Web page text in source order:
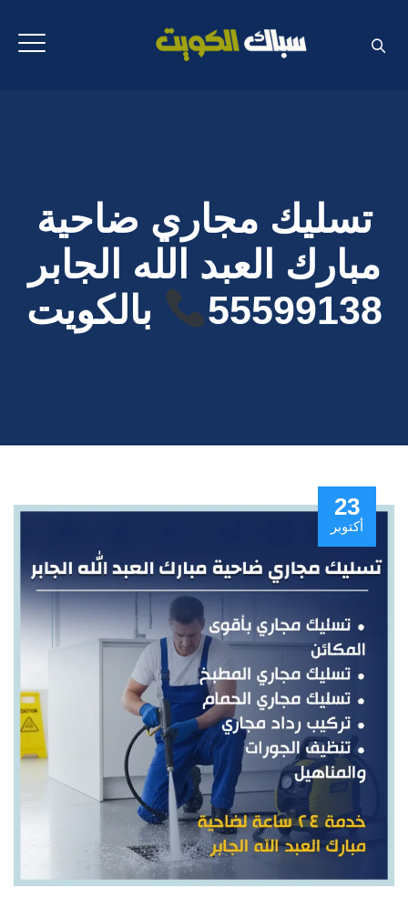
تسليك مجاري ضاحية
مبارك العبد الله الجابر
55599138
بالكويت
23
أكتوبر